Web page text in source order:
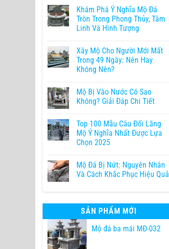
Khám Phá Ý Nghĩa Mộ Đá
Tròn Trong Phong Thủy, Tâm
Linh Và Hình Tượng
Xây Mộ Cho Người Mới Mất
Trong 49 Ngày: Nên Hay
Không Nên?
Mộ Bị Vào Nước Có Sao
Không? Giải Đáp Chi Tiết
Top 100 Mẫu Câu Đối Lăng
Mộ Ý Nghĩa Nhất Được Lựa
Chọn 2025
Mộ Đá Bị Nứt: Nguyên Nhân
Và Cách Khắc Phục Hiệu Quả
SẢN PHẨM MỚI
Mộ đá ba mái MĐ-032